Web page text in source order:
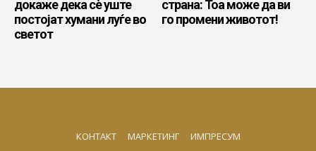
докаже дека сѐ уште
постојат хумани луѓе во
светот
страна: Тоа може да ви
го промени животот!
КОНТАКТ МАРКЕТИНГ ИМПРЕСУМ